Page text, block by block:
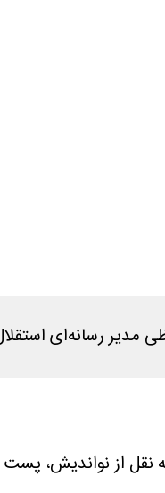
مدیر رسانه‌ای
ه نقل از نواندیش،